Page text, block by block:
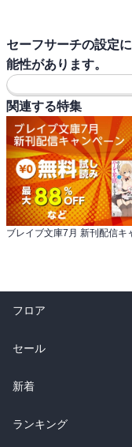
セーフサーチの設定
能性があります。
関連する特集
ブレイブ文庫7月 新刊配信キ
フロア
総合
ラノベ
雑誌・グラビア
セール
総合
ラノベ
新着
総合
ランキング